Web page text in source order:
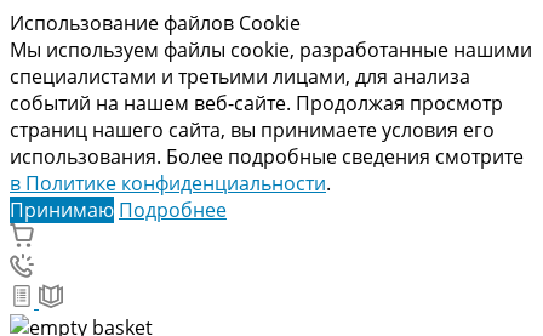
Использование файлов Cookie
Мы используем файлы cookie, разработанные нашими
специалистами и третьими лицами, для анализа
событий на нашем веб-сайте. Продолжая просмотр
страниц нашего сайта, вы принимаете условия его
использования. Более подробные сведения смотрите
в Политике конфиденциальности.
Принимаю Подробнее